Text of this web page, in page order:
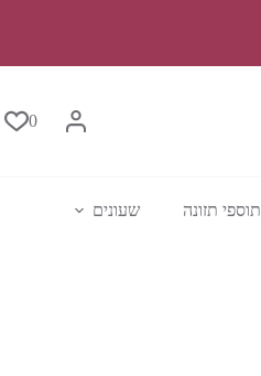
0
תוספי תזונה שעונים